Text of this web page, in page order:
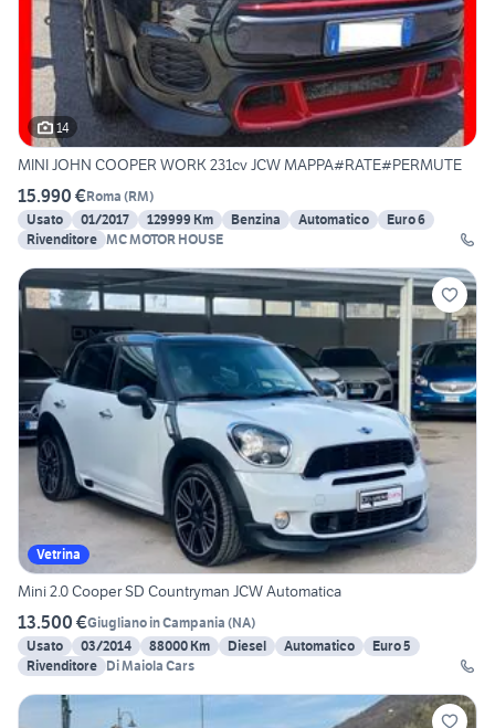
14
MINI JOHN COOPER WORK 231cv JCW MAPPA#RATE#PERMUTE
15.990 €Roma (RM)
Usato
01/2017 129999 Km Benzina Automatico
Euro 6
Rivenditore MC MOTOR HOUSE
Vetrina
Mini 2.0 Cooper SD Countryman JCW Automatica
13.500 €Giugliano in Campania (NA)
Usato
03/2014 88000 Km Diesel Automatico
Euro 5
Rivenditore Di Maiola Cars